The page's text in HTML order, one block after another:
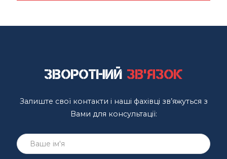
Зворотний зв'язок
Залиште свої контакти і наші фахівці зв’яжуться з
Вами для консультації: